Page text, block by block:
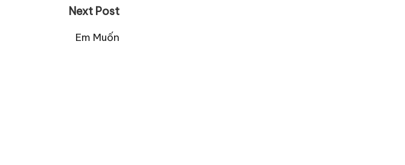
Next Post
Em Muốn